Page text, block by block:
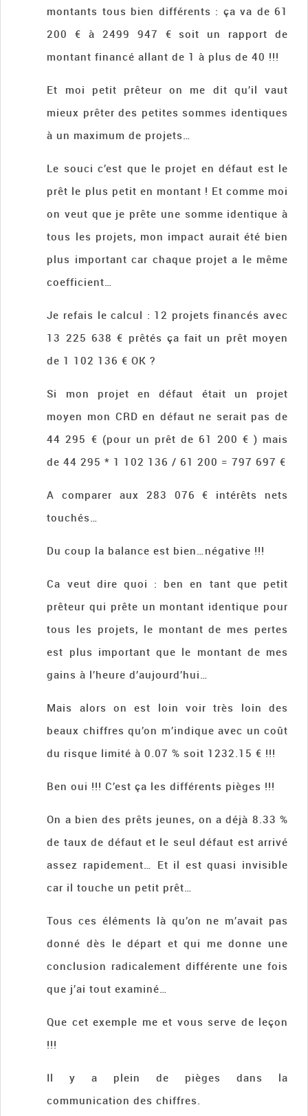
montants tous bien différents : ça va de 61
200 € à 2499 947 € soit un rapport de
montant financé allant de 1 à plus de 40 !!!
Et moi petit prêteur on me dit qu’il vaut
mieux prêter des petites sommes identiques
à un maximum de projets…
Le souci c’est que le projet en défaut est le
prêt le plus petit en montant ! Et comme moi
on veut que je prête une somme identique à
tous les projets, mon impact aurait été bien
plus important car chaque projet a le même
coefficient…
Je refais le calcul : 12 projets financés avec
13 225 638 € prêtés ça fait un prêt moyen
de 1 102 136 € OK ?
Si mon projet en défaut était un projet
moyen mon CRD en défaut ne serait pas de
44 295 € (pour un prêt de 61 200 € ) mais
de 44 295 * 1 102 136 / 61 200 = 797 697 €
A comparer aux 283 076 € intérêts nets
touchés…
Du coup la balance est bien…négative !!!
Ca veut dire quoi : ben en tant que petit
prêteur qui prête un montant identique pour
tous les projets, le montant de mes pertes
est plus important que le montant de mes
gains à l’heure d’aujourd’hui…
Mais alors on est loin voir très loin des
beaux chiffres qu’on m’indique avec un coût
du risque limité à 0.07 % soit 1232.15 € !!!
Ben oui !!! C’est ça les différents pièges !!!
On a bien des prêts jeunes, on a déjà 8.33 %
de taux de défaut et le seul défaut est arrivé
assez rapidement… Et il est quasi invisible
car il touche un petit prêt…
Tous ces éléments là qu’on ne m’avait pas
donné dès le départ et qui me donne une
conclusion radicalement différente une fois
que j’ai tout examiné…
Que cet exemple me et vous serve de leçon
!!!
Il y a plein de pièges dans la
communication des chiffres.